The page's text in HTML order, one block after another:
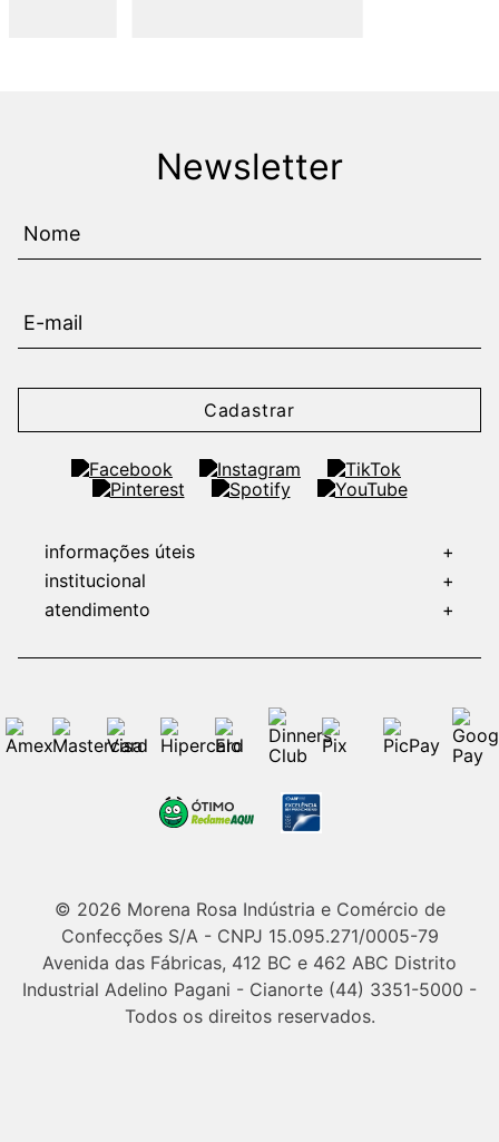
Newsletter
Cadastrar
informações úteis
+
institucional
+
atendimento
+
© 2026 Morena Rosa Indústria e Comércio de
Confecções S/A - CNPJ 15.095.271/0005-79
Avenida das Fábricas, 412 BC e 462 ABC Distrito
Industrial Adelino Pagani - Cianorte (44) 3351-5000 -
Todos os direitos reservados.